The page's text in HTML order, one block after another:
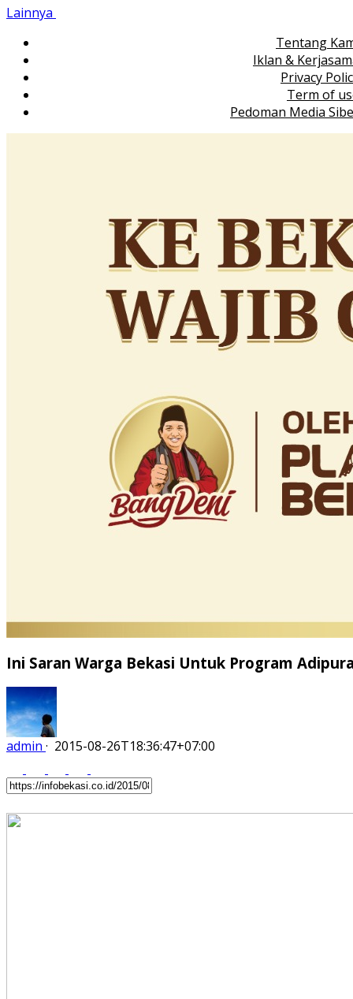
Lainnya
Tentang
Iklan &
Privacy
Term of
Pedoman Media
Ini Saran Warga Bekasi Untuk Program
admin · 2015-08-26T18:36:47+07:00